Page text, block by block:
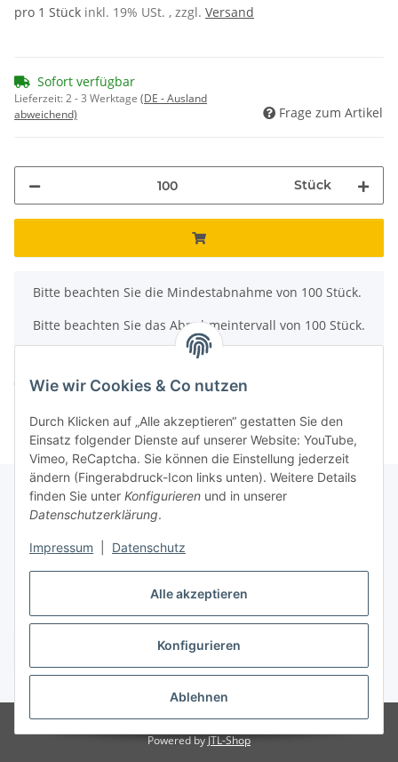
Alle akzeptieren
Konfigurieren
Ablehnen
Wie wir Cookies & Co nutzen
Durch Klicken auf „Alle akzeptieren“ gestatten Sie den
Einsatz folgender Dienste auf unserer Website: YouTube,
Vimeo, ReCaptcha. Sie können die Einstellung jederzeit
ändern (Fingerabdruck-Icon links unten). Weitere Details
finden Sie unter Konfigurieren und in unserer
Datenschutzerklärung.
Impressum Datenschutz
pro 1 Stück inkl. 19% USt. , zzgl. Versand
Sofort verfügbar
Lieferzeit:2 - 3 Werktage (DE - Ausland
abweichend)
Frage zum Artikel
Stück
x
Bitte beachten Sie die Mindestabnahme von 100 Stück.
Bitte beachten Sie das Abnahmeintervall von 100 Stück.
Loading... Komponenten werden geladen ...
Gesetzliche Informationen
Vertrag widerrufen
* Alle Preise inkl. gesetzlicher USt., zzgl.Versand
© Easy-Tex.com
Powered byJTL-Shop